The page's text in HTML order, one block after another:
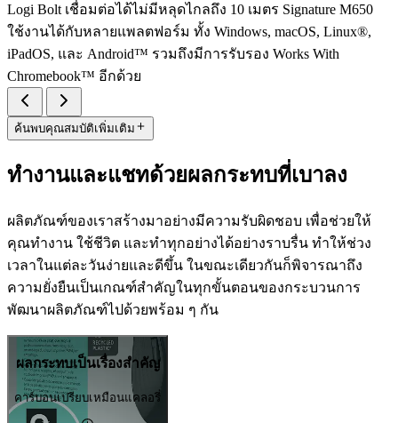
Logi Bolt เชื่อมต่อได้ไม่มีหลุดไกลถึง 10 เมตร Signature M650
ใช้งานได้กับหลายแพลตฟอร์ม ทั้ง Windows, macOS, Linux®,
iPadOS, และ Android™ รวมถึงมีการรับรอง Works With
Chromebook™ อีกด้วย
ค้นพบคุณสมบัติเพิ่มเติม
ทำงานและแชทด้วยผลกระทบที่เบาลง
ผลิตภัณฑ์ของเราสร้างมาอย่างมีความรับผิดชอบ เพื่อช่วยให้
คุณทำงาน ใช้ชีวิต และทำทุกอย่างได้อย่างราบรื่น ทำให้ช่วง
เวลาในแต่ละวันง่ายและดีขึ้น ในขณะเดียวกันก็พิจารณาถึง
ความยั่งยืนเป็นเกณฑ์สำคัญในทุกขั้นตอนของกระบวนการ
พัฒนาผลิตภัณฑ์ไปด้วยพร้อม ๆ กัน
ผลกระทบเป็นเรื่องสำคัญ
คาร์บอนเปรียบเหมือนแคลอรี่